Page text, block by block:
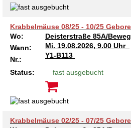
Krabbelmäuse 08/25 - 10/25
Wo:
Deisterstraße 85A/
Wann:
Mi. 19.08.2026, 9.00 Uhr
Nr.:
Y1-B113
Status: fast ausgebucht
Krabbelmäuse 02/25 - 07/25